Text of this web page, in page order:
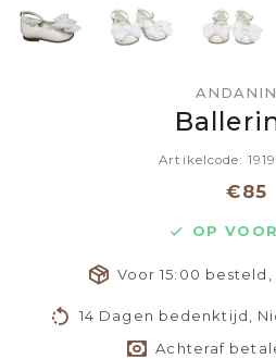
Artikelcode:
€85
OP
Voor 15:00
14 Dagen bedenktijd,
Achteraf